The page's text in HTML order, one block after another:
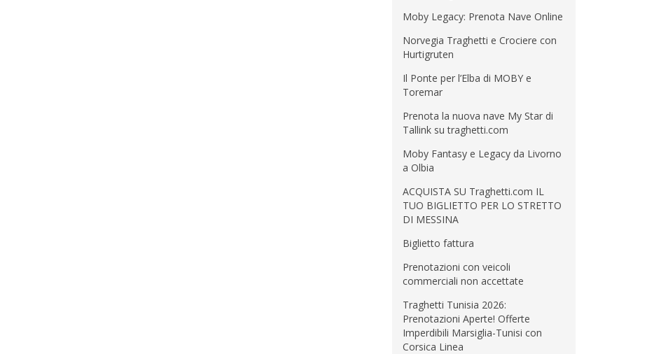
Moby Legacy: Prenota Nave Online
Norvegia Traghetti e Crociere con
Hurtigruten
Il Ponte per l’Elba di MOBY e
Toremar
Prenota la nuova nave My Star di
Tallink su traghetti.com
Moby Fantasy e Legacy da Livorno
a Olbia
ACQUISTA SU Traghetti.com IL
TUO BIGLIETTO PER LO STRETTO
DI MESSINA
Biglietto fattura
Prenotazioni con veicoli
commerciali non accettate
Traghetti Tunisia 2026:
Prenotazioni Aperte! Offerte
Imperdibili Marsiglia-Tunisi con
Corsica Linea